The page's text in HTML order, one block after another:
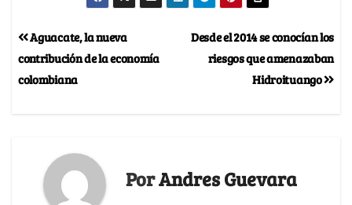
Desde el 2014 se conocían los
riesgos que amenazaban
Hidroituango
Aguacate, la nueva
contribución de la economía
colombiana
PorAndres Guevara